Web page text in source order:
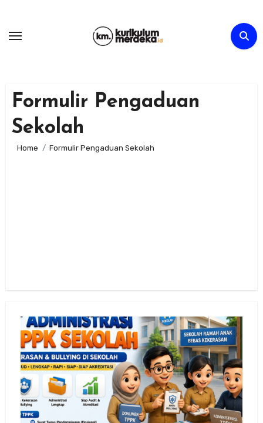
content
Formulir Pengaduan
Sekolah
Home Formulir Pengaduan Sekolah